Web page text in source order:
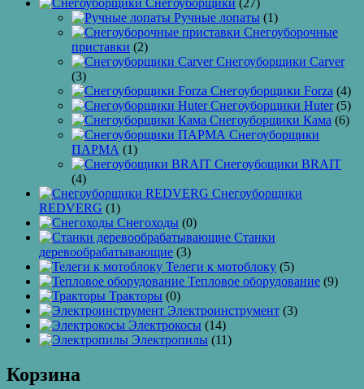
Снегоуборщики (27)
Ручные лопаты (1)
Снегоуборочные
приставки (2)
Снегоуборщики Carver
(3)
Снегоуборщики Forza (4)
Снегоуборщики Huter (5)
Снегоуборщики Кама (6)
Снегоуборщики
ПАРМА (1)
Снегоубощики BRAIT
(4)
Снегоуборщики
REDVERG (1)
Снегоходы (0)
Станки
деревообрабатывающие (3)
Телеги к мотоблоку (5)
Тепловое оборудование (9)
Тракторы (0)
Электроинструмент (3)
Электрокосы (14)
Электропилы (11)
Корзина